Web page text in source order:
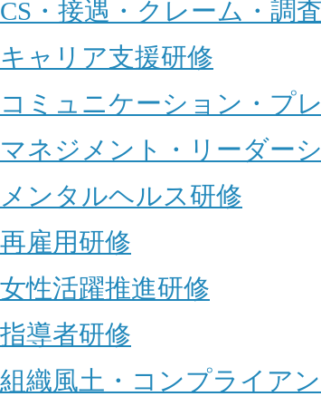
CS・接遇・クレーム・調
キャリア支援研修
コミュニケーション・プ
マネジメント・リーダー
メンタルヘルス研修
再雇用研修
女性活躍推進研修
指導者研修
組織風土・コンプライア